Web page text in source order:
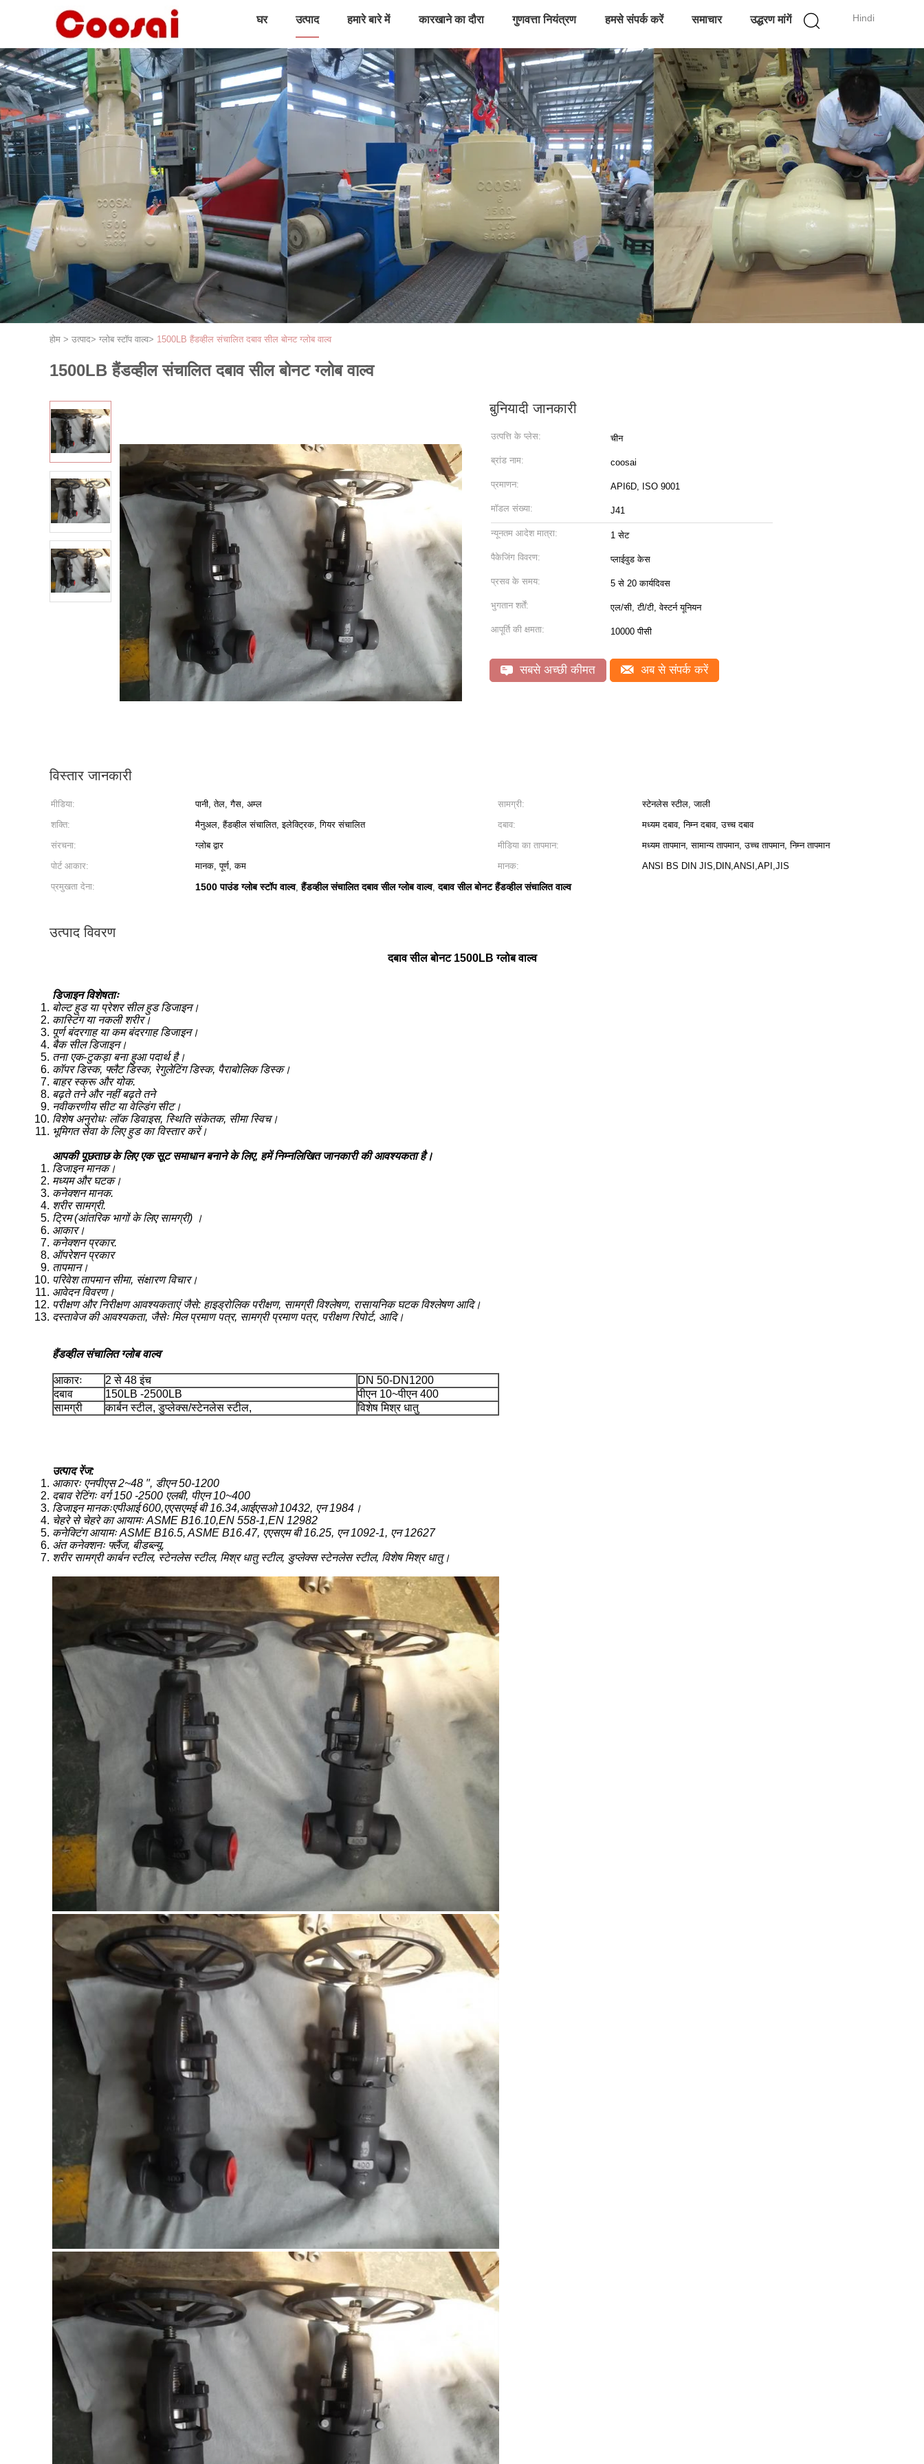
Hindi
घर उत्पाद हमारे बारे में कारखाने का दौरा गुणवत्ता नियंत्रण हमसे संपर्क करें समाचार उद्धरण मांगें
होम > उत्पाद> ग्लोब स्टॉप वाल्व> 1500LB हैंडव्हील संचालित दबाव सील बोनट ग्लोब वाल्व
1500LB हैंडव्हील संचालित दबाव सील बोनट ग्लोब वाल्व
बुनियादी जानकारी
उत्पत्ति के प्लेस: चीन
ब्रांड नाम: coosai
प्रमाणन: API6D, ISO 9001
मॉडल संख्या: J41
न्यूनतम आदेश मात्रा: 1 सेट
पैकेजिंग विवरण: प्लाईवुड केस
प्रसव के समय: 5 से 20 कार्यदिवस
भुगतान शर्तें: एल/सी, टी/टी, वेस्टर्न यूनियन
आपूर्ति की क्षमता: 10000 पीसी
सबसे अच्छी कीमत अब से संपर्क करें
विस्तार जानकारी
मीडिया: पानी, तेल, गैस, अम्ल सामग्री:
स्टेनलेस स्टील, जाली
शक्ति:
मैनुअल, हैंडव्हील संचालित, इलेक्ट्रिक, गियर संचालित दबाव:
मध्यम दबाव, निम्न दबाव, उच्च दबाव
संरचना:
ग्लोब द्वार मीडिया का तापमान:
मध्यम तापमान, सामान्य तापमान, उच्च तापमान, निम्न तापमान
पोर्ट आकार:
मानक, पूर्ण, कम मानक:
ANSI BS DIN JIS,DIN,ANSI,API,JIS
प्रमुखता देना:
1500 पाउंड ग्लोब स्टॉप वाल्व,हैंडव्हील संचालित दबाव सील ग्लोब वाल्व,दबाव सील बोनट हैंडव्हील संचालित वाल्व
उत्पाद विवरण
दबाव सील बोनट 1500LB ग्लोब वाल्व
डिजाइन विशेषताः
बोल्ट हुड या प्रेशर सील हुड डिजाइन।
कास्टिंग या नकली शरीर।
पूर्ण बंदरगाह या कम बंदरगाह डिजाइन।
बैक सील डिजाइन।
तना एक-टुकड़ा बना हुआ पदार्थ है।
कॉपर डिस्क, फ्लैट डिस्क, रेगुलेटिंग डिस्क, पैराबोलिक डिस्क।
बाहर स्क्रू और योक.
बढ़ते तने और नहीं बढ़ते तने
नवीकरणीय सीट या वेल्डिंग सीट।
विशेष अनुरोधः लॉक डिवाइस, स्थिति संकेतक, सीमा स्विच।
भूमिगत सेवा के लिए हुड का विस्तार करें।
आपकी पूछताछ के लिए एक सूट समाधान बनाने के लिए, हमें निम्नलिखित जानकारी की आवश्यकता है।
डिजाइन मानक।
मध्यम और घटक।
कनेक्शन मानक.
शरीर सामग्री.
ट्रिम (आंतरिक भागों के लिए सामग्री) ।
आकार।
कनेक्शन प्रकार.
ऑपरेशन प्रकार
तापमान।
परिवेश तापमान सीमा, संक्षारण विचार।
आवेदन विवरण।
परीक्षण और निरीक्षण आवश्यकताएं जैसे: हाइड्रोलिक परीक्षण, सामग्री विश्लेषण, रासायनिक घटक विश्लेषण आदि।
दस्तावेज की आवश्यकता, जैसेः मिल प्रमाण पत्र, सामग्री प्रमाण पत्र, परीक्षण रिपोर्ट, आदि।
हैंडव्हील संचालित ग्लोब वाल्व
आकारः 2 से 48 इंच
DN 50-DN1200
दबाव
150LB -2500LB
पीएन 10~पीएन 400
सामग्री
कार्बन स्टील, डुप्लेक्स/स्टेनलेस स्टील, विशेष मिश्र धातु
उत्पाद रेंज:
आकारः एनपीएस 2~48 ′′, डीएन 50-1200
दबाव रेटिंगः वर्ग 150 -2500 एलबी, पीएन 10~400
डिजाइन मानकःएपीआई 600,एएसएमई बी 16.34,आईएसओ 10432, एन 1984।
चेहरे से चेहरे का आयामः ASME B16.10,EN 558-1,EN 12982
कनेक्टिंग आयामः ASME B16.5, ASME B16.47, एएसएम बी 16.25, एन 1092-1, एन 12627
अंत कनेक्शनः फ्लैंज, बीडब्ल्यू.
शरीर सामग्री कार्बन स्टील, स्टेनलेस स्टील, मिश्र धातु स्टील, डुप्लेक्स स्टेनलेस स्टील, विशेष मिश्र धातु।